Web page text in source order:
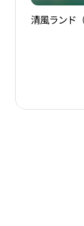
清風ランド